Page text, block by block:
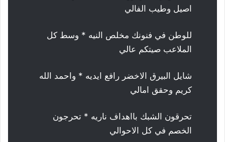
اصيل وطيب الفالي
للوطن في فنونك مخلص النيه * وسط كل
الملاعب صيتكم عالي
شايل البيرق الاخضر رافع ايديه * واحمد الله
كريم وحقق امالي
تحرقون الشبك بااهداف ناريه * تحرجون
الخصم في كل الاحوالي